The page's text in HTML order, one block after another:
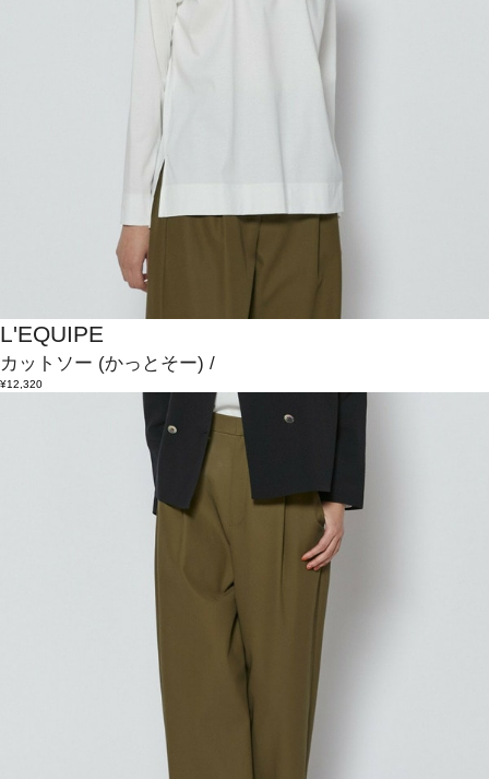
L'EQUIPE
カットソー (かっとそー) /
¥12,320